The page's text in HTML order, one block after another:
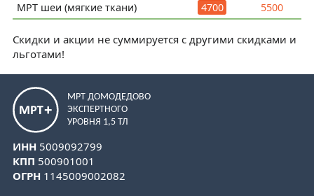
МРТ шеи (мягкие ткани) 4700 5500
Скидки и акции не суммируется с другими скидками и
льготами!
МРТ ДОМОДЕДОВО
ЭКСПЕРТНОГО
УРОВНЯ 1,5 ТЛ
ИНН 5009092799
КПП 500901001
ОГРН 1145009002082